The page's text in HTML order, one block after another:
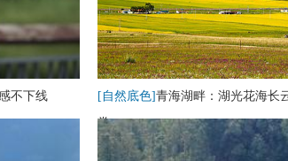
不下线 [自然底色]青海湖畔：湖光花海长
卷